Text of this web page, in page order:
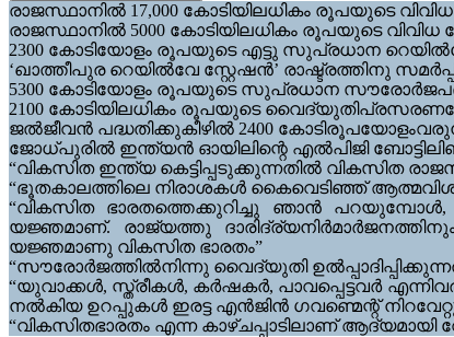
രാജസ്ഥാനിൽ 17,000 കോടിയിലധികം രൂപയുടെ
രാജസ്ഥാനിൽ 5000 കോടിയിലധികം രൂപയുടെ
2300 കോടിയോളം രൂപയുടെ എട്ടു സുപ്രധാന
‘ഖാത്തീപുര റെയിൽവേ സ്റ്റേഷൻ’ രാഷ്ട്രത്തിനു
5300 കോടിയോളം രൂപയുടെ സുപ്രധാന
2100 കോടിയിലധികം രൂപയുടെ
ജൽജീവൻ പദ്ധതിക്കുകീഴിൽ 2400
ജോധ്പുരിൽ ഇന്ത്യൻ ഓയിലിന്റെ എൽപിജി
“വികസിത ഇന്ത്യ കെട്ടിപ്പടുക്കുന്നതിൽ വികസിത
“ഭൂതകാലത്തിലെ നിരാശകൾ കൈവെടിഞ്ഞ്
“വികസിത ഭാരതത്തെക്കുറിച്ചു ഞാൻ
യജ്ഞമാണ്. രാജ്യത്തു
യജ്ഞമാണു വികസിത ഭാരതം”
“സൗരോർജത്തിൽനിന്നു വൈദ്യുതി
“യുവാക്കൾ, സ്ത്രീകൾ, കർഷകർ, പാവപ്പെട്ടവർ
നൽകിയ ഉറപ്പുകൾ ഇരട്ട എൻജിൻ ഗവണ്മെന്റ്
“വികസിതഭാരതം എന്ന കാഴ്ചപ്പാടിലാണ്